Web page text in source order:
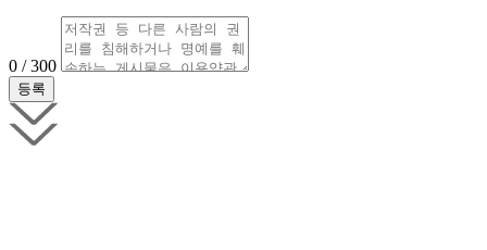
0 / 300